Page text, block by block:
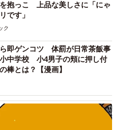
抱っこ 上品な美しさに「にゃ
です」
ク
即ゲンコツ 体罰が日常茶飯事
中学校 小4男子の頬に押し付
棒とは？【漫画】